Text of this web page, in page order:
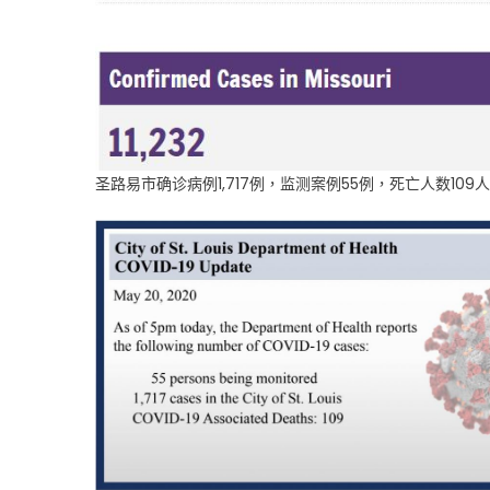
圣路易市确诊病例1,717例，监测案例55例，死亡人数109